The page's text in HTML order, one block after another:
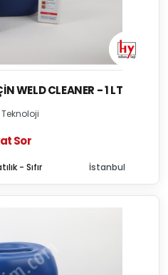
WELD CLEANER - 1 LT
Sor
- Sıfır İstanbul